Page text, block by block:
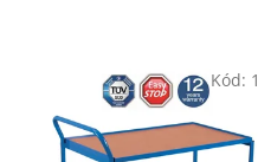
Kód: